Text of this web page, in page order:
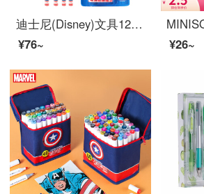
迪士尼(Disney)文具12支HB原木书写铅笔 小学生铅笔写字笔 儿童卡通大皮头铅笔 美国队长系列DM20696A1
¥76~
¥26~